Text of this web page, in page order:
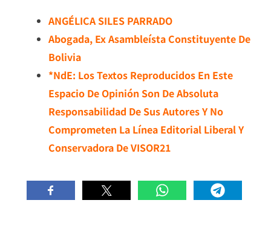
ANGÉLICA SILES PARRADO
Abogada, Ex Asambleísta Constituyente De
Bolivia
*NdE: Los Textos Reproducidos En Este
Espacio De Opinión Son De Absoluta
Responsabilidad De Sus Autores Y No
Comprometen La Línea Editorial Liberal Y
Conservadora De VISOR21